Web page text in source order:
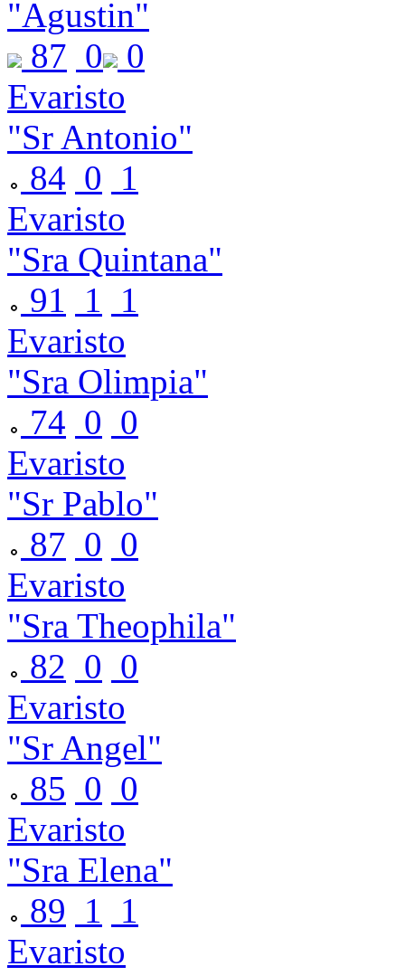
"Agustin"
87 0
0
Evaristo
"Sr Antonio"
84 0 1
Evaristo
"Sra Quintana"
91
1
1
Evaristo
"Sra Olimpia"
74 0 0
Evaristo
"Sr Pablo"
87 0 0
Evaristo
"Sra Theophila"
82 0 0
Evaristo
"Sr Angel"
85 0 0
Evaristo
"Sra Elena"
89 1
1
Evaristo